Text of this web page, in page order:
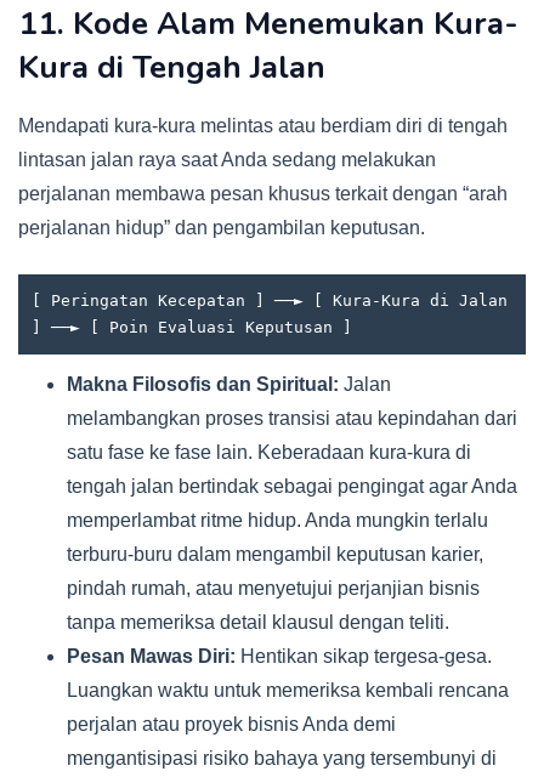
11. Kode Alam Menemukan Kura-
Kura di Tengah Jalan
Mendapati kura-kura melintas atau berdiam diri di tengah
lintasan jalan raya saat Anda sedang melakukan
perjalanan membawa pesan khusus terkait dengan “arah
perjalanan hidup” dan pengambilan keputusan.
[ Peringatan Kecepatan ] ──► [ Kura-Kura di Jalan
Makna Filosofis dan Spiritual: Jalan
melambangkan proses transisi atau kepindahan dari
satu fase ke fase lain. Keberadaan kura-kura di
tengah jalan bertindak sebagai pengingat agar Anda
memperlambat ritme hidup. Anda mungkin terlalu
terburu-buru dalam mengambil keputusan karier,
pindah rumah, atau menyetujui perjanjian bisnis
tanpa memeriksa detail klausul dengan teliti.
Pesan Mawas Diri: Hentikan sikap tergesa-gesa.
Luangkan waktu untuk memeriksa kembali rencana
perjalan atau proyek bisnis Anda demi
mengantisipasi risiko bahaya yang tersembunyi di